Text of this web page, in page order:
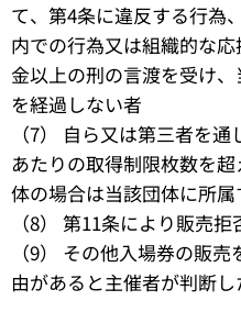
て、第4条に違反する行為
内での行為又は組織的な
金以上の刑の言渡を受け
を経過しない者
（7） 自ら又は第三者を
あたりの取得制限枚数を
体の場合は当該団体に所属
（8） 第11条により販売
（9） その他入場券の販
由があると主催者が判断し